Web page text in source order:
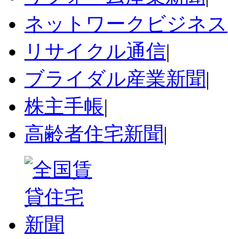
ネットワークビジネス
リサイクル通信|
ブライダル産業新聞|
株主手帳|
高齢者住宅新聞|